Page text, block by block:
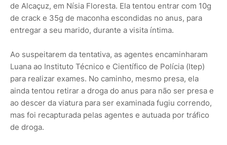
de Alcaçuz, em Nísia Floresta. Ela tentou entrar com 10g
de crack e 35g de maconha escondidas no anus, para
entregar a seu marido, durante a visita íntima.
Ao suspeitarem da tentativa, as agentes encaminharam
Luana ao Instituto Técnico e Científico de Polícia (Itep)
para realizar exames. No caminho, mesmo presa, ela
ainda tentou retirar a droga do anus para não ser presa e
ao descer da viatura para ser examinada fugiu correndo,
mas foi recapturada pelas agentes e autuada por tráfico
de droga.